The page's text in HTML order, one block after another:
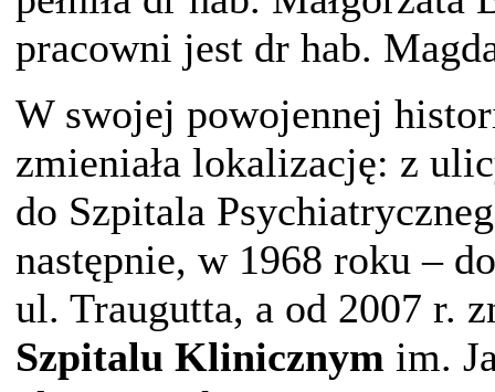
pracowni jest dr hab.
W swojej powojennej
zmieniała lokalizację: z
do Szpitala
następnie, w 1968 roku –
ul. Traugutta, a od 2007 r.
Szpitalu Klinicznym im.